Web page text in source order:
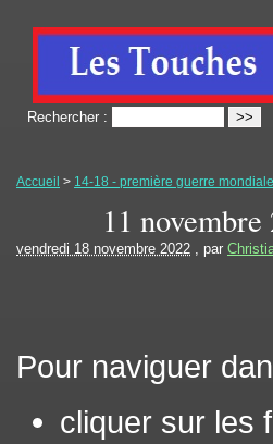
Rechercher :
Accueil > 14-18 - première guerre mondiale
11
vendredi 18 novembre 2022 , par
Pour naviguer
cliquer sur les